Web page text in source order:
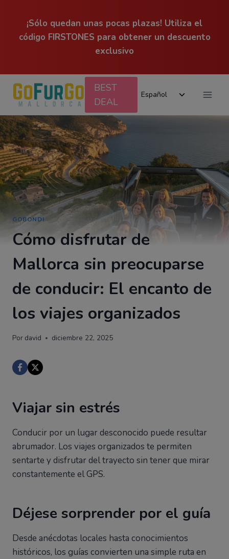
Saltar
contenido
BEST
DEAL
Español
Alternar
hijo
GOBONDI
Cómo disfrutar de
Mallorca sin preocuparse
de conducir: El encanto de
los viajes organizados
Por david diciembre 22, 2025
Viajar sin estrés
Conducir por un lugar desconocido puede resultar
abrumador. Los viajes organizados te permiten
sentarte y disfrutar del trayecto sin tener que mirar
constantemente el GPS.
Déjese sorprender por el guía
Desde anécdotas locales hasta conocimientos
históricos, los guías convierten una simple ruta en
¡Sólo quedan unas pocas plazas! Utiliza el
código FIRSTONES para obtener un descuento
exclusivo